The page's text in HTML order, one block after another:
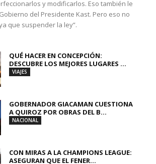
y modificarlos. Eso también le
del Presidente Kast. Pero eso no
que suspender la ley”.
QUÉ HACER EN CONCEPCIÓN:
DESCUBRE LOS MEJORES LUGARES ...
VIAJES
GOBERNADOR GIACAMAN CUESTIONA
A QUIROZ POR OBRAS DEL B...
NACIONAL
CON MIRAS A LA CHAMPIONS LEAGUE:
ASEGURAN QUE EL FENER...